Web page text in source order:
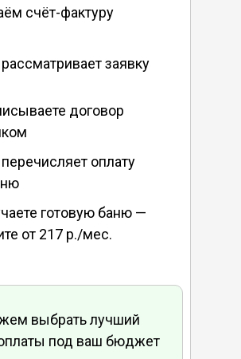
готовую баню —
от 217 р./мес.
оплату
договор
заявку
счёт-фактуру
выбрать лучший
под ваш бюджет